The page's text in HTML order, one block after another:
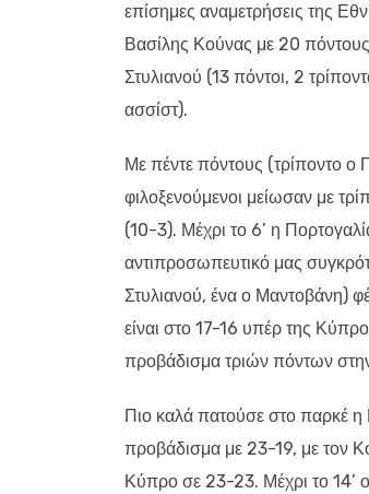
επίσημες αναμετρήσεις της
Βασίλης Κούνας με 20
Στυλιανού (13 πόντοι, 2
ασσίστ).
Με πέντε πόντους (τρίποντο ο
φιλοξενούμενοι μείωσαν με
(10-3). Μέχρι το 6’ η
αντιπροσωπευτικό μας
Στυλιανού, ένα ο Μαντοβάνη)
είναι στο 17-16 υπέρ της
προβάδισμα τριών πόντων
Πιο καλά πατούσε στο παρκέ
προβάδισμα με 23-19, με τον
Κύπρο σε 23-23. Μέχρι το 14’